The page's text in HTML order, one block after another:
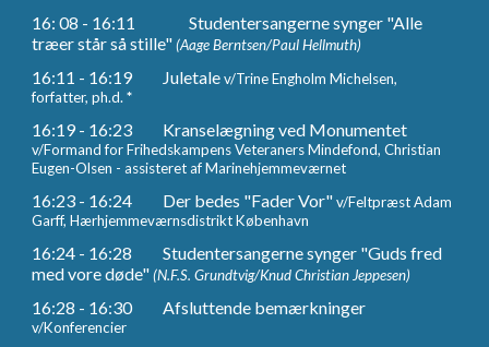
16: 08 - 16:11
Studentersangerne synger "Alle
træer står så stille"(Aage Berntsen/Paul Hellmuth)
16:11 - 16:19 Juletalev/Trine Engholm Michelsen,
forfatter, ph.d.*
16:19 - 16:23 Kranselægning ved Monumentet
v/Formand forFrihedskampens Veteraners Mindefond, Christian
Eugen-Olsen - assisteretaf Marinehjemmeværnet
16:23 - 16:24 Der bedes "Fader Vor"v/Feltpræst Adam
Garff, Hærhjemmeværnsdistrikt København
16:24 - 16:28
Studentersangerne synger "Guds fred
med vore døde"(N.F.S. Grundtvig/Knud Christian Jeppesen)
16:28 - 16:30 Afsluttende bemærkninger
v/Konferencier